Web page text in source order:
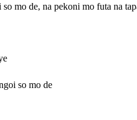
mo de, na pekoni mo futa na
so mo de